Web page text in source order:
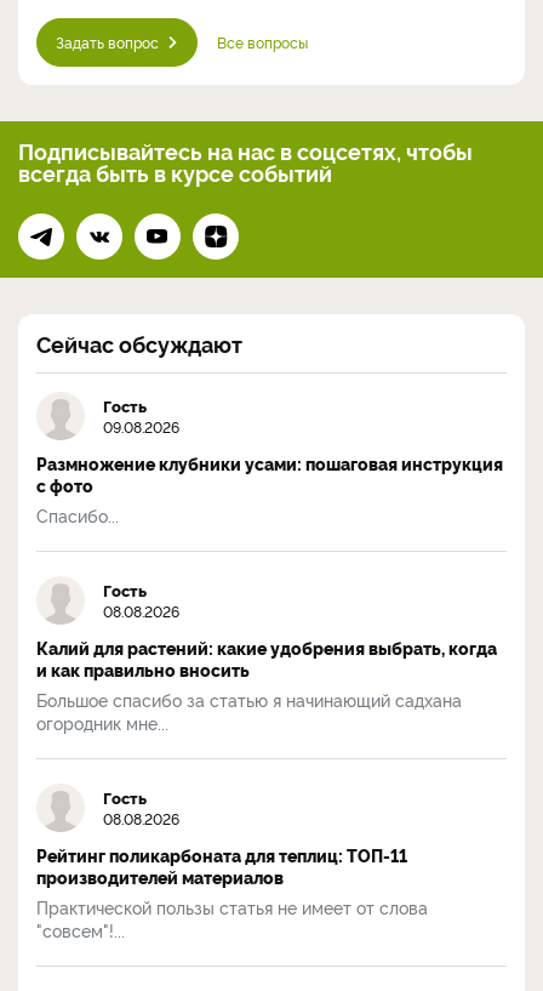
Задать вопрос Все вопросы
Подписывайтесь на нас в соцсетях, чтобы
всегдабыть в курсе событий
Сейчас обсуждают
Гость
09.08.2026
Размножение клубники усами: пошаговая инструкция
с фото
Спасибо...
Гость
08.08.2026
Калий для растений: какие удобрения выбрать, когда
и как правильно вносить
Большое спасибо за статью я начинающий садхана
огородник мне...
Гость
08.08.2026
Рейтинг поликарбоната для теплиц: ТОП-11
производителей материалов
Практической пользы статья не имеет от слова
"совсем"!...